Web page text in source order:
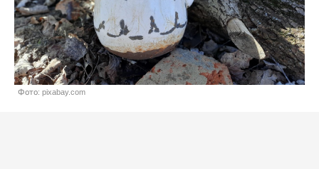
Фото: pixabay.com